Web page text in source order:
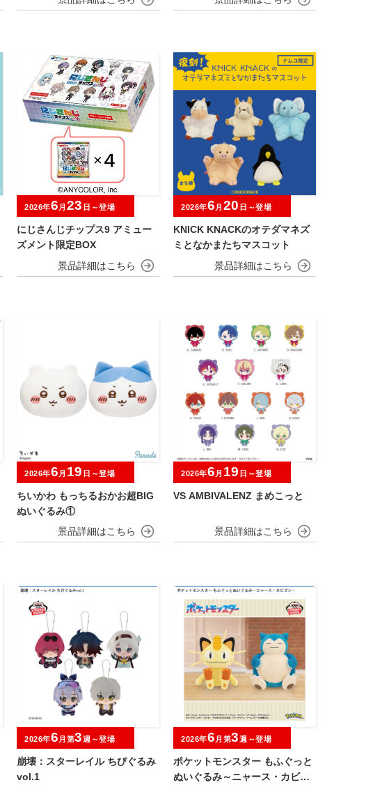
にじさんじチップス9 アミュー
ズメント限定BOX
2026年6 月 23 日～登場
KNICK KNACKのオテダマネズ
ミとなかまたちマスコット
2026年6 月 20 日～登場
ちいかわ もっちるおかお超BIG
ぬいぐるみ①
2026年6 月 19 日～登場
VS AMBIVALENZ まめこっと
2026年6 月 19 日～登場
崩壊：スターレイル ちびぐるみ
vol.1
2026年6 月第3週～登場
ポケットモンスター もふぐっと
ぬいぐるみ～ニャース・カビゴ
2026年6 月第3週～登場